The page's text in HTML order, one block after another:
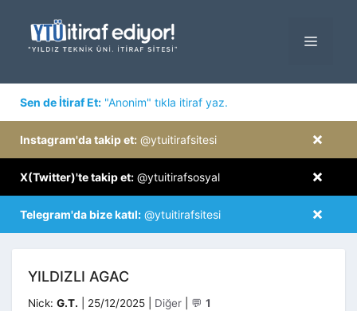
MENÜ
Sen de İtiraf Et: "Anonim" tıkla itiraf yaz.
×
Instagram'da takip et: @ytuitirafsitesi
×
X(Twitter)'te takip et: @ytuitirafsosyal
×
Telegram'da bize katıl: @ytuitirafsitesi
YILDIZLI AGAC
Nick: G.T. 25/12/2025 Kategoriler
Diğer 💬 1